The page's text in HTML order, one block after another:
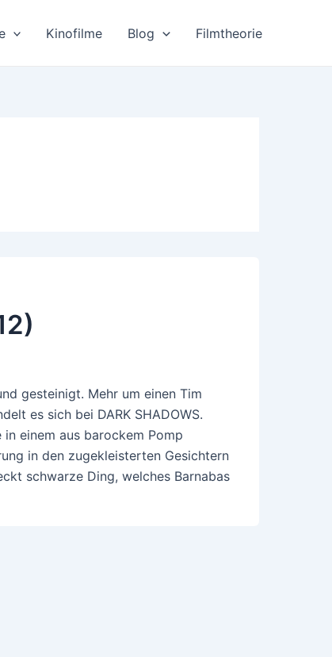
Kinofilme Blog Filmtheorie
gesteinigt. Mehr um einen Tim
es sich bei DARK SHADOWS.
einem aus barockem Pomp
in den zugekleisterten Gesichtern
schwarze Ding, welches Barnabas